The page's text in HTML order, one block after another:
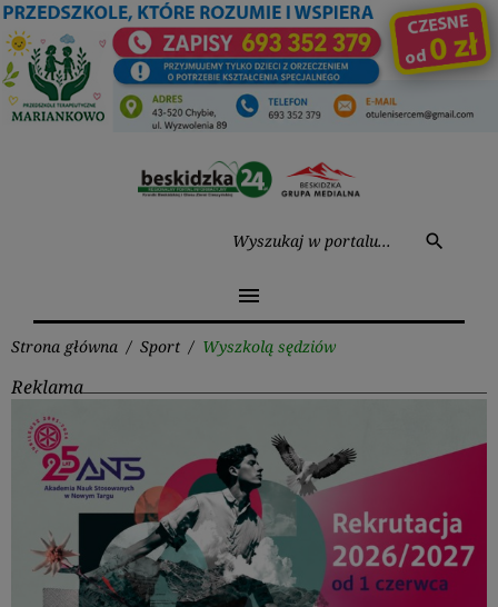
Przejdź
do
treści
search
menu
Strona główna / Sport / Wyszkolą sędziów
Reklama